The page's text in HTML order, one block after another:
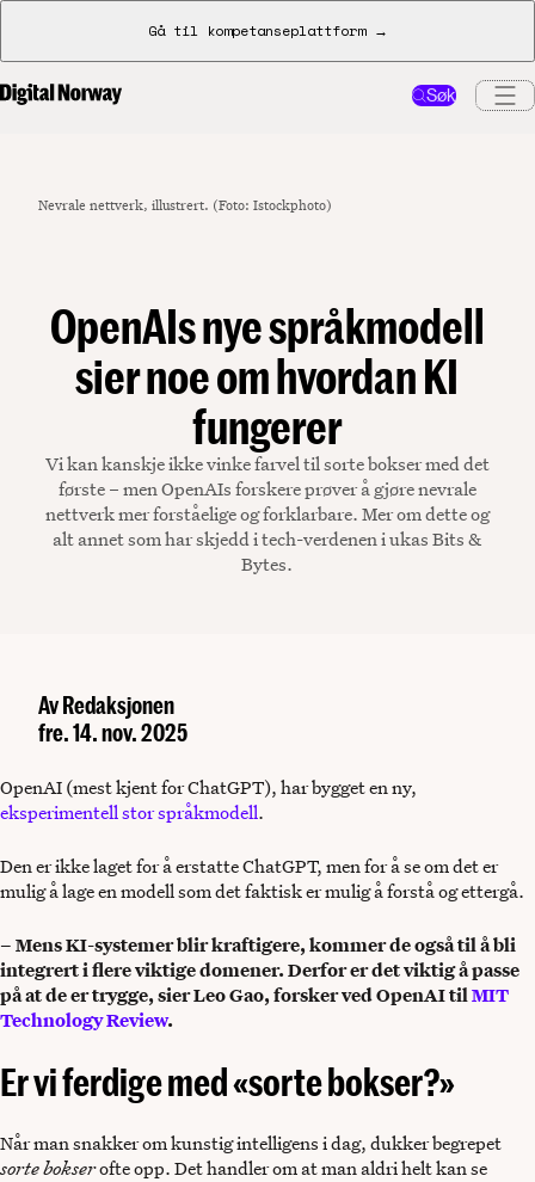
Gå til kompetanseplattform →
Søk
Nevrale nettverk, illustrert. (Foto: Istockphoto)
OpenAIs nye språkmodell
sier noe om hvordan KI
fungerer
Vi kan kanskje ikke vinke farvel til sorte bokser med det
første – men OpenAIs forskere prøver å gjøre nevrale
nettverk mer forståelige og forklarbare. Mer om dette og
alt annet som har skjedd i tech-verdenen i ukas Bits &
Bytes.
AvRedaksjonen
fre. 14. nov. 2025
OpenAI (mest kjent for ChatGPT), har bygget en ny,
eksperimentell stor språkmodell.
Den er ikke laget for å erstatte ChatGPT, men for å se om det er
mulig å lage en modell som det faktisk er mulig å forstå og ettergå.
– Mens KI-systemer blir kraftigere, kommer de også til å bli
integrert i flere viktige domener. Derfor er det viktig å passe
på at de er trygge, sier Leo Gao, forsker ved OpenAI tilMIT
Technology Review.
Er vi ferdige med «sorte bokser?»
Når man snakker om kunstig intelligens i dag, dukker begrepet
sorte bokserofte opp. Det handler om at man aldri helt kan se